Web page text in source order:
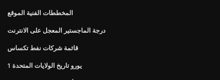
المخططات الفنية الموقع
درجة الماجستير المعجل على الانترنت
قائمة شركات نفط تكساس
1 يورو تاريخ الولايات المتحدة